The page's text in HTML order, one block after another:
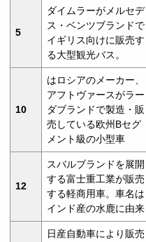
5
ダイムラーがメルセデ
ス・ベンツブランドで
イギリス向けに販売す
る大型観光バス。
10
はロシアのメーカー、
アフトヴァースがラー
ダブランドで製造・販
売している欧州Bセグ
メント級の小型車
12
スバルブランドを展開
する富士重工業が販売
する軽商用車。車名は
インド産の水鹿に由来
日産自動車により販売